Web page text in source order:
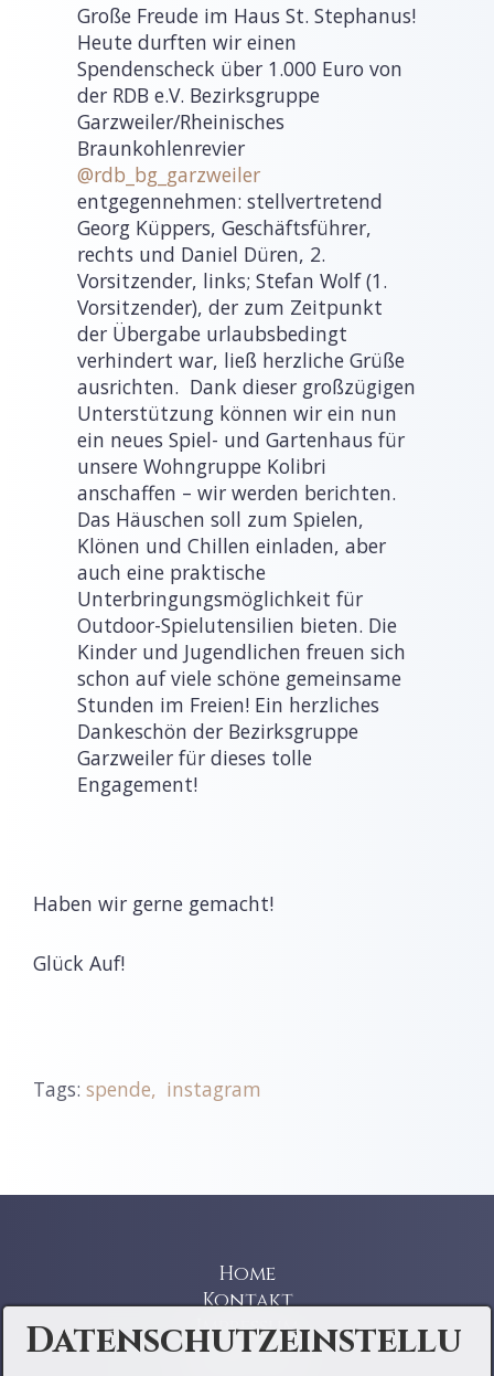
Große Freude im Haus St. Stephanus!
Heute durften wir einen
Spendenscheck über 1.000 Euro von
der RDB e.V. Bezirksgruppe
Garzweiler/Rheinisches
Braunkohlenrevier
@rdb_bg_garzweiler
entgegennehmen: stellvertretend
Georg Küppers, Geschäftsführer,
rechts und Daniel Düren, 2.
Vorsitzender, links; Stefan Wolf (1.
Vorsitzender), der zum Zeitpunkt
der Übergabe urlaubsbedingt
verhindert war, ließ herzliche Grüße
ausrichten. Dank dieser großzügigen
Unterstützung können wir ein nun
ein neues Spiel- und Gartenhaus für
unsere Wohngruppe Kolibri
anschaffen – wir werden berichten.
Das Häuschen soll zum Spielen,
Klönen und Chillen einladen, aber
auch eine praktische
Unterbringungsmöglichkeit für
Outdoor-Spielutensilien bieten. Die
Kinder und Jugendlichen freuen sich
schon auf viele schöne gemeinsame
Stunden im Freien! Ein herzliches
Dankeschön der Bezirksgruppe
Garzweiler für dieses tolle
Engagement!
Haben wir gerne gemacht!
Glück Auf!
Tags: spende instagram
Home
Kontakt
Impressum
Datenschutz
Datenschutzeinstellu